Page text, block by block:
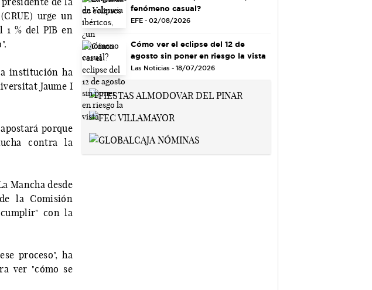
urge un
1 % del PIB en
institución ha
Jaume I
porque
contra la
Mancha desde
la Comisión
con la
proceso", ha
ver "cómo se
fenómeno casual?
EFE - 02/08/2026
Cómo ver el eclipse del 12 de
agosto sin poner en riesgo la vista
Las Noticias - 18/07/2026